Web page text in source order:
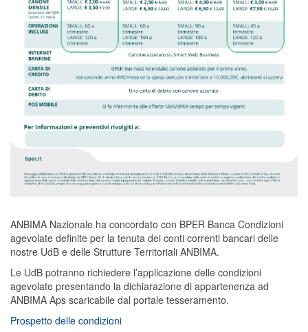
ANBIMA Nazionale ha concordato con BPER Banca Condizioni
agevolate definite per la tenuta dei conti correnti bancari delle
nostre UdB e delle Strutture Territoriali ANBIMA.
Le UdB potranno richiedere l’applicazione delle condizioni
agevolate presentando la dichiarazione di appartenenza ad
ANBIMA Aps scaricabile dal portale tesseramento.
Prospetto delle condizioni